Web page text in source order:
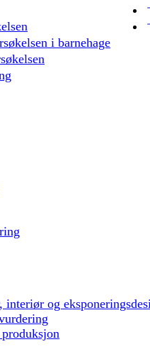
i barnehage
og